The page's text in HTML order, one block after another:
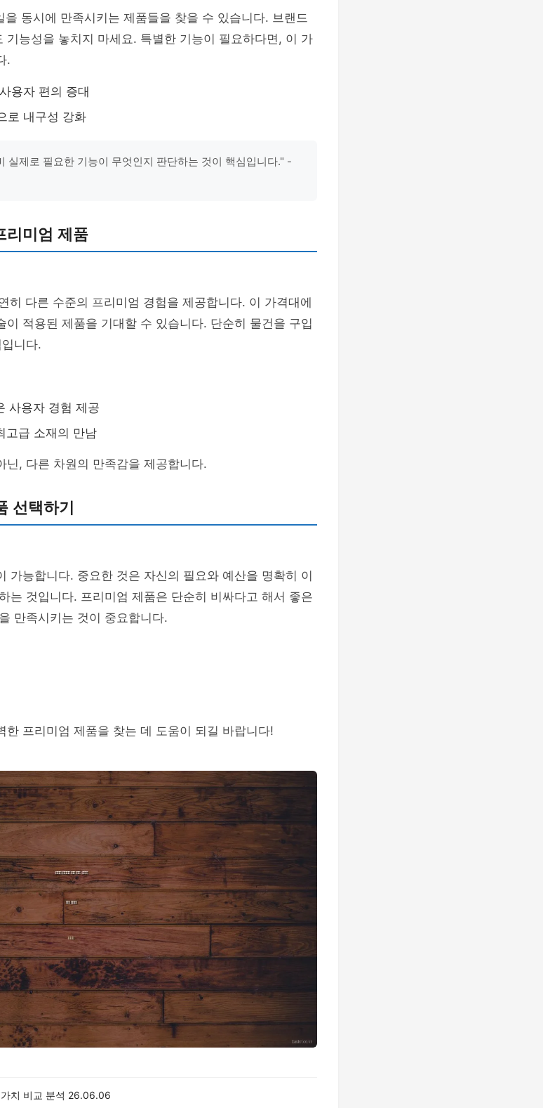
동시에 만족시키는 제품들을 찾을 수 있습니다. 브랜드
기능성을 놓치지 마세요. 특별한 기능이 필요하다면, 이 가
.
용자 편의 증대
로 내구성 강화
실제로 필요한 기능이 무엇인지 판단하는 것이 핵심입니다." -
리미엄 제품
히 다른 수준의 프리미엄 경험을 제공합니다. 이 가격대에
이 적용된 제품을 기대할 수 있습니다. 단순히 물건을 구입
니다.
사용자 경험 제공
고급 소재의 만남
닌, 다른 차원의 만족감을 제공합니다.
선택하기
가능합니다. 중요한 것은 자신의 필요와 예산을 명확히 이
는 것입니다. 프리미엄 제품은 단순히 비싸다고 해서 좋은
만족시키는 것이 중요합니다.
한 프리미엄 제품을 찾는 데 도움이 되길 바랍니다!
치 비교 분석 26.06.06